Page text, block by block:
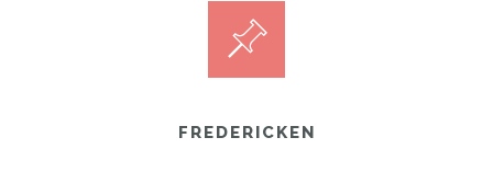
FREDERICKEN